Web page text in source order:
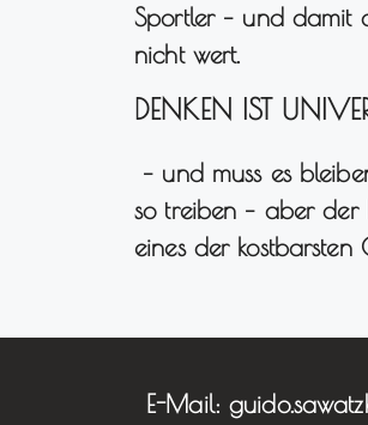
Sportler – und damit
nicht wert.
DENKEN IST
– und muss es
so treiben – aber der
eines der kostbarsten
E-Mail: